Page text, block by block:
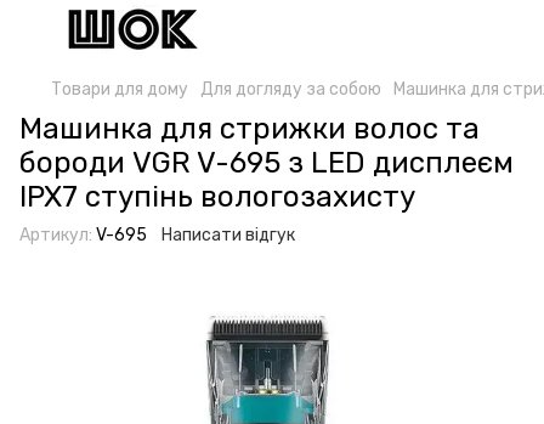
Товари для дому Для догляду за собою Машинка для
Машинка для стрижки волоc та
бороди VGR V-695 з LED дисплеєм
IPX7 ступінь вологозахисту
Артикул: V-695 Написати відгук